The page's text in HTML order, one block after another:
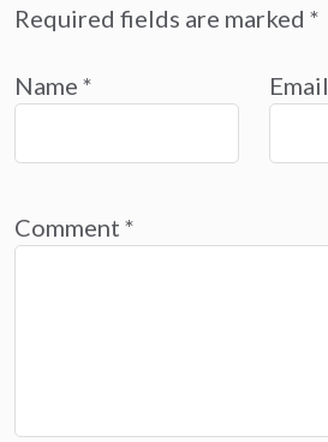
Required fields are marked *
Name * Email
Comment *